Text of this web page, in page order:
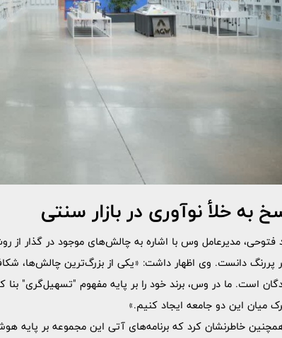
به خلأ نوآوری در بازار سنتی
فتوحی، مدیرعامل وس با اشاره به چالش‌های موجود در گذار از
پررنگ دانست. وی اظهار داشت: «یکی از بزرگ‌ترین چالش‌ها،
است. ما در وس، برند خود را بر پایه مفهوم "تسهیل‌گری" بنا
میان این دو جامعه ایجاد کنیم.»
خاطرنشان کرد که برنامه‌های آتی این مجموعه بر پایه